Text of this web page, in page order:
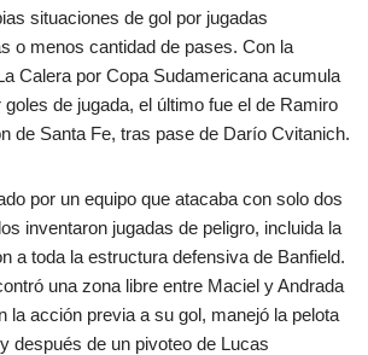
situaciones de gol por jugadas
o menos cantidad de pases. Con la
Calera por Copa Sudamericana acumula
de jugada, el último fue el de Ramiro
de Santa Fe, tras pase de Darío Cvitanich.
por un equipo que atacaba con solo dos
inventaron jugadas de peligro, incluida la
a toda la estructura defensiva de Banfield.
una zona libre entre Maciel y Andrada
la acción previa a su gol, manejó la pelota
después de un pivoteo de Lucas